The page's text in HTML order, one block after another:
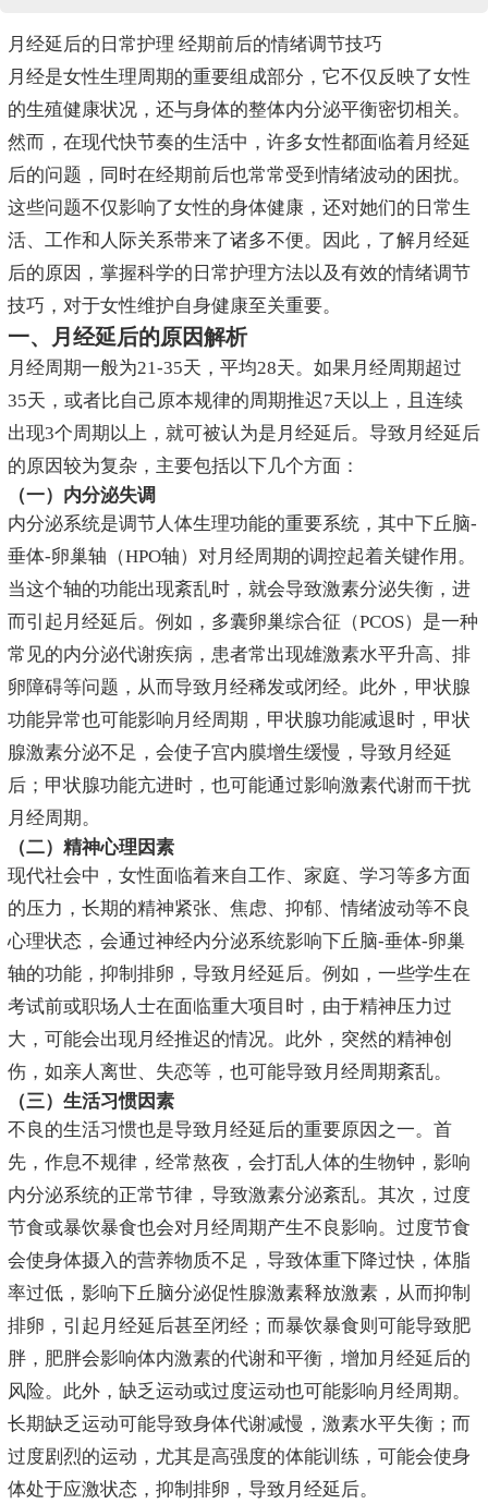
月经延后的日常护理 经期前后的情绪调节技巧
月经是女性生理周期的重要组成部分，它不仅反映了女性
的生殖健康状况，还与身体的整体内分泌平衡密切相关。
然而，在现代快节奏的生活中，许多女性都面临着月经延
后的问题，同时在经期前后也常常受到情绪波动的困扰。
这些问题不仅影响了女性的身体健康，还对她们的日常生
活、工作和人际关系带来了诸多不便。因此，了解月经延
后的原因，掌握科学的日常护理方法以及有效的情绪调节
技巧，对于女性维护自身健康至关重要。
一、月经延后的原因解析
月经周期一般为21-35天，平均28天。如果月经周期超过
35天，或者比自己原本规律的周期推迟7天以上，且连续
出现3个周期以上，就可被认为是月经延后。导致月经延后
的原因较为复杂，主要包括以下几个方面：
（一）内分泌失调
内分泌系统是调节人体生理功能的重要系统，其中下丘脑-
垂体-卵巢轴（HPO轴）对月经周期的调控起着关键作用。
当这个轴的功能出现紊乱时，就会导致激素分泌失衡，进
而引起月经延后。例如，多囊卵巢综合征（PCOS）是一种
常见的内分泌代谢疾病，患者常出现雄激素水平升高、排
卵障碍等问题，从而导致月经稀发或闭经。此外，甲状腺
功能异常也可能影响月经周期，甲状腺功能减退时，甲状
腺激素分泌不足，会使子宫内膜增生缓慢，导致月经延
后；甲状腺功能亢进时，也可能通过影响激素代谢而干扰
月经周期。
（二）精神心理因素
现代社会中，女性面临着来自工作、家庭、学习等多方面
的压力，长期的精神紧张、焦虑、抑郁、情绪波动等不良
心理状态，会通过神经内分泌系统影响下丘脑-垂体-卵巢
轴的功能，抑制排卵，导致月经延后。例如，一些学生在
考试前或职场人士在面临重大项目时，由于精神压力过
大，可能会出现月经推迟的情况。此外，突然的精神创
伤，如亲人离世、失恋等，也可能导致月经周期紊乱。
（三）生活习惯因素
不良的生活习惯也是导致月经延后的重要原因之一。首
先，作息不规律，经常熬夜，会打乱人体的生物钟，影响
内分泌系统的正常节律，导致激素分泌紊乱。其次，过度
节食或暴饮暴食也会对月经周期产生不良影响。过度节食
会使身体摄入的营养物质不足，导致体重下降过快，体脂
率过低，影响下丘脑分泌促性腺激素释放激素，从而抑制
排卵，引起月经延后甚至闭经；而暴饮暴食则可能导致肥
胖，肥胖会影响体内激素的代谢和平衡，增加月经延后的
风险。此外，缺乏运动或过度运动也可能影响月经周期。
长期缺乏运动可能导致身体代谢减慢，激素水平失衡；而
过度剧烈的运动，尤其是高强度的体能训练，可能会使身
体处于应激状态，抑制排卵，导致月经延后。